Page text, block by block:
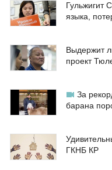
Гульжигит
языка,
Выдержит
проект
За
барана
ГКНБ КР